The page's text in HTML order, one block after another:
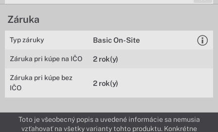
Záruka
Typ záruky Basic On-Site
Záruka pri kúpe na IČO 2 rok(y)
Záruka pri kúpe bez
IČO
2 rok(y)
Toto je všeobecný popis a uvedené informácie sa nemusia
vzťahovať na všetky varianty tohto produktu. Konkrétne